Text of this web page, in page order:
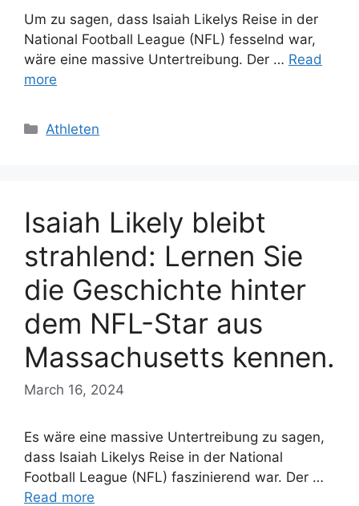
Um zu sagen, dass Isaiah Likelys Reise in der
National Football League (NFL) fesselnd war,
wäre eine massive Untertreibung. Der … Read
more
Categories
Athleten
Isaiah Likely bleibt
strahlend: Lernen Sie
die Geschichte hinter
dem NFL-Star aus
Massachusetts kennen.
March 16, 2024
Es wäre eine massive Untertreibung zu sagen,
dass Isaiah Likelys Reise in der National
Football League (NFL) faszinierend war. Der …
Read more